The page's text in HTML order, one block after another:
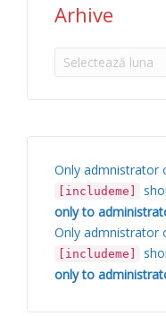
Arhive
Arhive
Only admnistrator
[includeme]
only to
Only admnistrator
[includeme]
only to